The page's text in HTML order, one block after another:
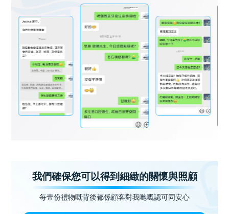
我們確保您可以得到細緻的關懷與照顧
每壹份禮物嘅背後都係顧客對我哋嘅認可同安心